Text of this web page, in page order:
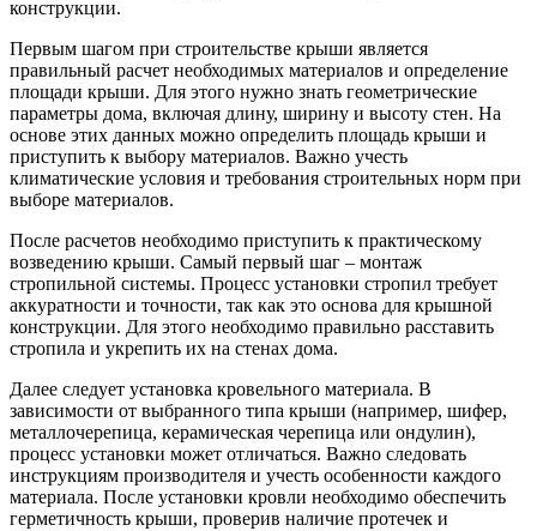
конструкции.
Первым шагом при строительстве крыши является
правильный расчет необходимых материалов и определение
площади крыши. Для этого нужно знать геометрические
параметры дома, включая длину, ширину и высоту стен. На
основе этих данных можно определить площадь крыши и
приступить к выбору материалов. Важно учесть
климатические условия и требования строительных норм при
выборе материалов.
После расчетов необходимо приступить к практическому
возведению крыши. Самый первый шаг – монтаж
стропильной системы. Процесс установки стропил требует
аккуратности и точности, так как это основа для крышной
конструкции. Для этого необходимо правильно расставить
стропила и укрепить их на стенах дома.
Далее следует установка кровельного материала. В
зависимости от выбранного типа крыши (например, шифер,
металлочерепица, керамическая черепица или ондулин),
процесс установки может отличаться. Важно следовать
инструкциям производителя и учесть особенности каждого
материала. После установки кровли необходимо обеспечить
герметичность крыши, проверив наличие протечек и